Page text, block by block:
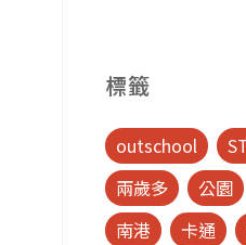
標籤
outschool
兩歲多
公園
南港
卡通